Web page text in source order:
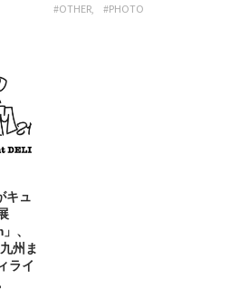
#OTHER #PHOTO
キュ
、
州ま
ライ